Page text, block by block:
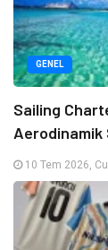
GENEL
Sailing
Aerodinamik
10 Tem 2026,